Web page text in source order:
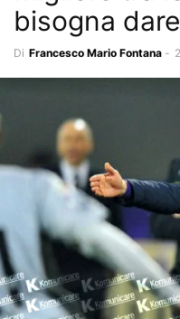
bisogna
Di Francesco Mario Fontana -